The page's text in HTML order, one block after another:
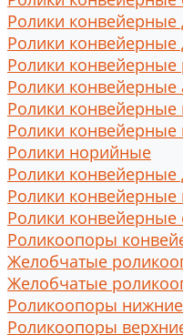
Ролики
Ролики конвейерные
Ролики
Ролики
Ролики
Ролики
Ролики норийные
Ролики
Ролики
Ролики
Роликоопоры
Желобчатые
Желобчатые
Роликоопоры
Роликоопоры